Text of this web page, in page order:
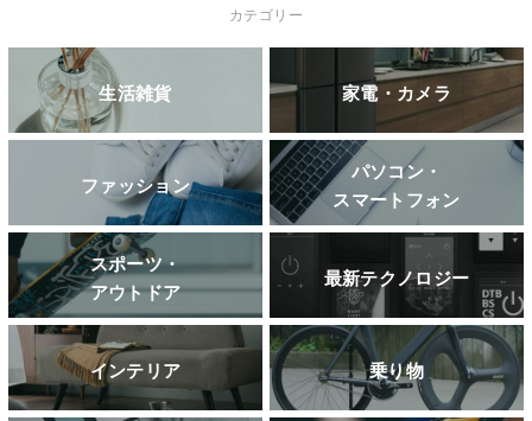
カテゴリー
生活雑貨 家電・カメラ
ファッション
パソコン・
スマートフォン
スポーツ・
アウトドア
最新テクノロジー
インテリア 乗り物